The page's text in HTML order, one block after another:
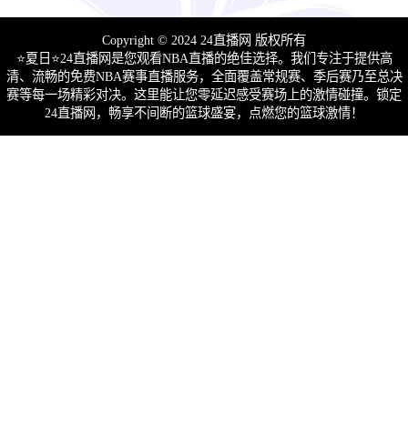
Copyright © 2024 24直播网 版权所有
⭐️夏日⭐24直播网是您观看NBA直播的绝佳选择。我们专注于提供高
清、流畅的免费NBA赛事直播服务，全面覆盖常规赛、季后赛乃至总决
赛等每一场精彩对决。这里能让您零延迟感受赛场上的激情碰撞。锁定
24直播网，畅享不间断的篮球盛宴，点燃您的篮球激情！